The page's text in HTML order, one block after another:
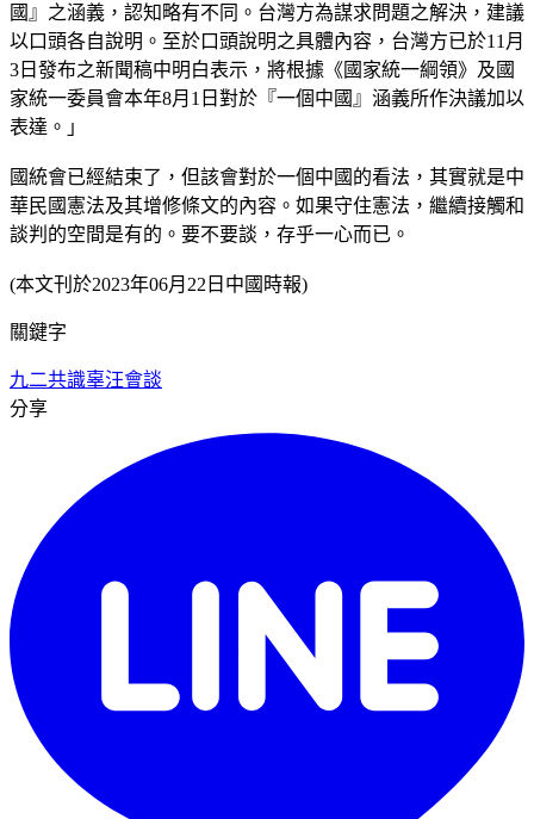
國』之涵義，認知略有不同。台灣方為謀求問題之解決，建議
以口頭各自說明。至於口頭說明之具體內容，台灣方已於11月
3日發布之新聞稿中明白表示，將根據《國家統一綱領》及國
家統一委員會本年8月1日對於『一個中國』涵義所作決議加以
表達。」
國統會已經結束了，但該會對於一個中國的看法，其實就是中
華民國憲法及其增修條文的內容。如果守住憲法，繼續接觸和
談判的空間是有的。要不要談，存乎一心而已。
(本文刊於2023年06月22日中國時報)
關鍵字
九二共識辜汪會談
分享